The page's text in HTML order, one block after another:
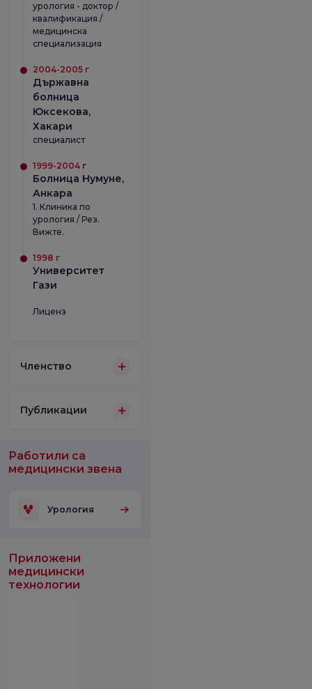
урология - доктор /
квалификация /
медицинска
специализация
2004-2005 г
Държавна
болница
Юксекова,
Хакари
специалист
1999-2004 г
Болница Нумуне,
Анкара
1. Клиника по
урология / Рез.
Вижте.
1998 г
Университет
Гази
Лиценз
Членство
Публикации
Работили са
медицински звена
Урология
Приложени
медицински
технологии